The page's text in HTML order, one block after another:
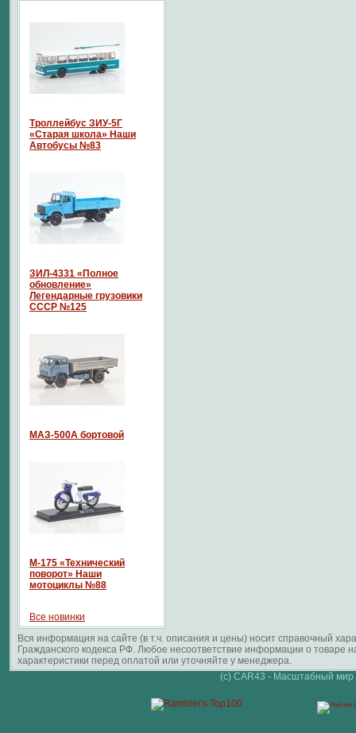
Троллейбус ЗИУ-5Г
«Старая школа» Наши
Автобусы №83
ЗИЛ-4331 «Полное
обновление»
Легендарные грузовики
СССР №125
МАЗ-500А бортовой
М-175 «Технический
поворот» Наши
мотоциклы №88
Все новинки
Вся информация на сайте (в т.ч. описания и цены) носит справочный
Гражданского кодекса РФ. Любое несоответствие информации о
характеристики перед оплатой или уточняйте у менеджера.
(c) CAR43 - Масштабный мир